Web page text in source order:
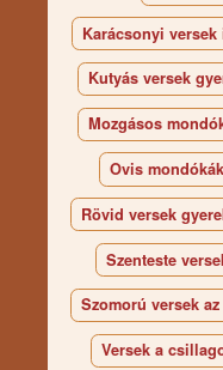
Karácsonyi
Kutyás versek
Mozgásos
Ovis mondókák
Rövid versek
Szenteste
Szomorú versek
Versek a